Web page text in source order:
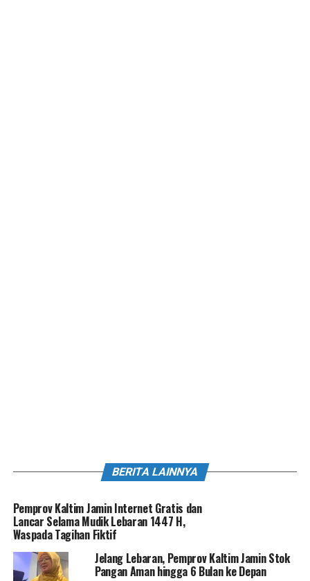
BERITA LAINNYA
Pemprov Kaltim Jamin Internet Gratis dan
Lancar Selama Mudik Lebaran 1447 H,
Waspada Tagihan Fiktif
Jelang Lebaran, Pemprov Kaltim Jamin Stok
Pangan Aman hingga 6 Bulan ke Depan